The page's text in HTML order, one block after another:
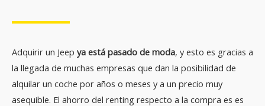
Adquirir un Jeep ya está pasado de moda, y esto es gracias a
la llegada de muchas empresas que dan la posibilidad de
alquilar un coche por años o meses y a un precio muy
asequible. El ahorro del renting respecto a la compra es es